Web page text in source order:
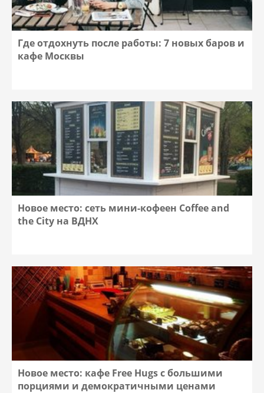
Где отдохнуть после работы: 7 новых баров и
кафе Москвы
Новое место: сеть мини-кофеен Coffee and
the City на ВДНХ
Новое место: кафе Free Hugs с большими
порциями и демократичными ценами